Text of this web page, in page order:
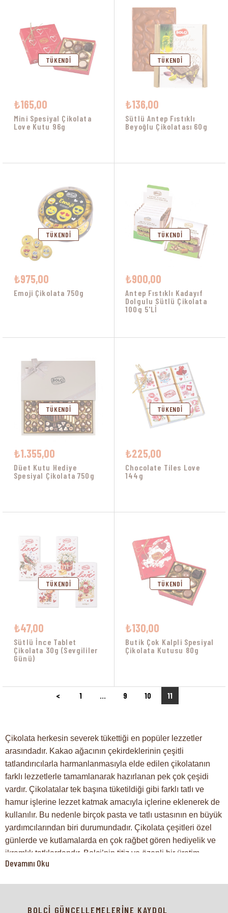
TÜKENDI
₺165,00
Mini Spesiyal Çikolata
Love Kutu 96g
TÜKENDI
₺136,00
Sütlü Antep Fıstıklı
Beyoğlu Çikolatası 60g
TÜKENDI
₺975,00
Emoji Çikolata 750g
TÜKENDI
₺900,00
Antep Fıstıklı Kadayıf
Dolgulu Sütlü Çikolata
100g 5'Lİ
TÜKENDI
₺1.355,00
Düet Kutu Hediye
Spesiyal Çikolata 750g
TÜKENDI
₺225,00
Chocolate Tiles Love
144g
TÜKENDI
₺47,00
Sütlü İnce Tablet
Çikolata 30g (Sevgililer
Günü)
TÜKENDI
₺130,00
Butik Çok Kalpli Spesiyal
Çikolata Kutusu 80g
< 1 ... 9 10 11
Çikolata herkesin severek tükettiği en popüler lezzetler
arasındadır. Kakao ağacının çekirdeklerinin çeşitli
tatlandırıcılarla harmanlanmasıyla elde edilen çikolatanın
farklı lezzetlerle tamamlanarak hazırlanan pek çok çeşidi
vardır. Çikolatalar tek başına tüketildiği gibi farklı tatlı ve
hamur işlerine lezzet katmak amacıyla içlerine eklenerek de
kullanılır. Bu nedenle birçok pasta ve tatlı ustasının en büyük
yardımcılarından biri durumundadır. Çikolata çeşitleri özel
günlerde ve kutlamalarda en çok rağbet gören hediyelik ve
ikramlık tatlılardandır. Bolçi’nin titiz ve özenli bir üretim
süreciyle hazırlanan tüm çikolata çeşitleri, tüketicilere
lezzetli çikolataları Bolçi ürünleri arasında bulabilirsiniz.
Devamını Oku
BOLÇİ GÜNCELLEMELERİNE KAYDOL